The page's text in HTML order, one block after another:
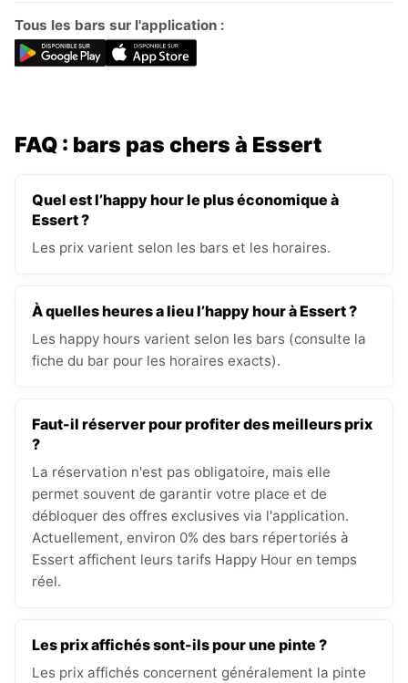
Tous les bars sur l'application :
FAQ : bars pas chers à Essert
Quel est l’happy hour le plus économique à
Essert ?
Les prix varient selon les bars et les horaires.
À quelles heures a lieu l’happy hour à Essert ?
Les happy hours varient selon les bars (consulte la
fiche du bar pour les horaires exacts).
Faut-il réserver pour profiter des meilleurs prix
?
La réservation n'est pas obligatoire, mais elle
permet souvent de garantir votre place et de
débloquer des offres exclusives via l'application.
Actuellement, environ 0% des bars répertoriés à
Essert affichent leurs tarifs Happy Hour en temps
réel.
Les prix affichés sont-ils pour une pinte ?
Les prix affichés concernent généralement la pinte